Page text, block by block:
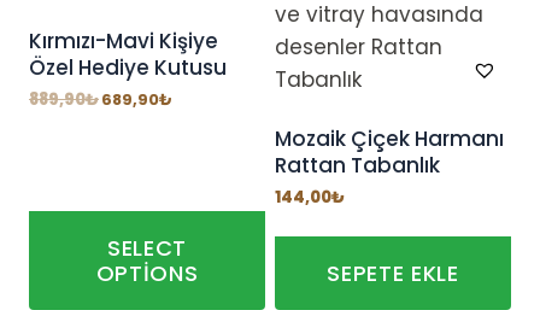
Kırmızı-Mavi Kişiye
Özel Hediye Kutusu
889,90₺Orijinal
689,90₺
SELECT
OPTIONS
Mozaik Çiçek Harmanı
Rattan Tabanlık
144,00₺
SEPETE EKLE